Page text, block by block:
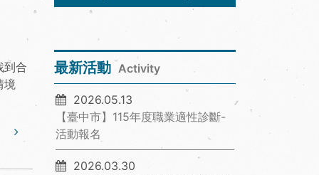
到合
境
最新活動 Activity
2026.05.13
【臺中市】115年度職業適性診斷-
活動報名
2026.03.30